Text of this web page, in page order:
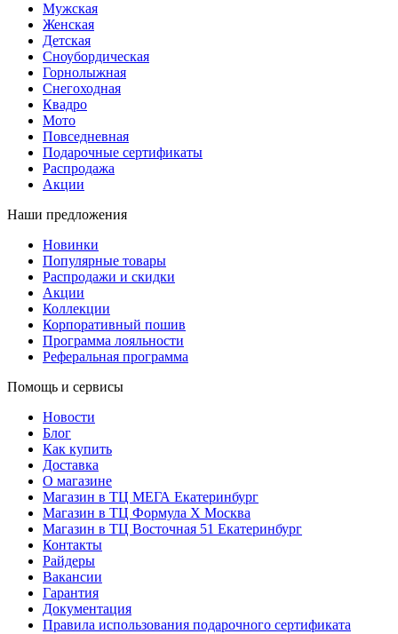
Мужская
Женская
Детская
Сноубордическая
Горнолыжная
Снегоходная
Квадро
Мото
Повседневная
Подарочные сертификаты
Распродажа
Акции
Наши предложения
Новинки
Популярные товары
Распродажи и скидки
Акции
Коллекции
Корпоративный пошив
Программа лояльности
Реферальная программа
Помощь и сервисы
Новости
Блог
Как купить
Доставка
О магазине
Магазин в ТЦ МЕГА Екатеринбург
Магазин в ТЦ Формула X Москва
Магазин в ТЦ Восточная 51 Екатеринбург
Контакты
Райдеры
Вакансии
Гарантия
Документация
Правила использования подарочного сертификата